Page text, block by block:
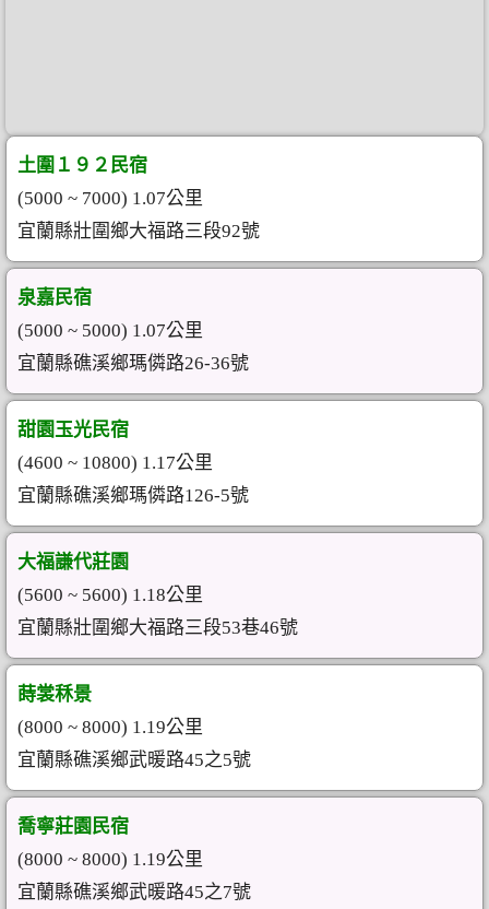
土圍１９２民宿
(5000 ~ 7000) 1.07公里
宜蘭縣壯圍鄉大福路三段92號
泉嘉民宿
(5000 ~ 5000) 1.07公里
宜蘭縣礁溪鄉瑪僯路26-36號
甜園玉光民宿
(4600 ~ 10800) 1.17公里
宜蘭縣礁溪鄉瑪僯路126-5號
大福謙代莊園
(5600 ~ 5600) 1.18公里
宜蘭縣壯圍鄉大福路三段53巷46號
蒔裳秝景
(8000 ~ 8000) 1.19公里
宜蘭縣礁溪鄉武暖路45之5號
喬寧莊園民宿
(8000 ~ 8000) 1.19公里
宜蘭縣礁溪鄉武暖路45之7號